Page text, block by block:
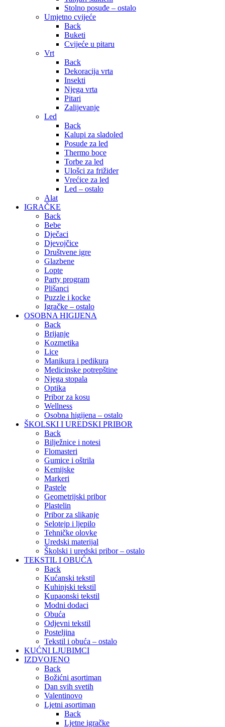
Stolno posuđe – ostalo
Umjetno cvijeće
Back
Buketi
Cvijeće u pitaru
Vrt
Back
Dekoracija vrta
Insekti
Njega vrta
Pitari
Zalijevanje
Led
Back
Kalupi za sladoled
Posude za led
Thermo boce
Torbe za led
Ulošci za frižider
Vrećice za led
Led – ostalo
Alat
IGRAČKE
Back
Bebe
Dječaci
Djevojčice
Društvene igre
Glazbene
Lopte
Party program
Plišanci
Puzzle i kocke
Igračke – ostalo
OSOBNA HIGIJENA
Back
Brijanje
Kozmetika
Lice
Manikura i pedikura
Medicinske potrepštine
Njega stopala
Optika
Pribor za kosu
Wellness
Osobna higijena – ostalo
ŠKOLSKI I UREDSKI PRIBOR
Back
Bilježnice i notesi
Flomasteri
Gumice i oštrila
Kemijske
Markeri
Pastele
Geometrijski pribor
Plastelin
Pribor za slikanje
Selotejp i ljepilo
Tehničke olovke
Uredski materijal
Školski i uredski pribor – ostalo
TEKSTIL I OBUĆA
Back
Kućanski tekstil
Kuhinjski tekstil
Kupaonski tekstil
Modni dodaci
Obuća
Odjevni tekstil
Posteljina
Tekstil i obuća – ostalo
KUĆNI LJUBIMCI
IZDVOJENO
Back
Božićni asortiman
Dan svih svetih
Valentinovo
Ljetni asortiman
Back
Ljetne igračke